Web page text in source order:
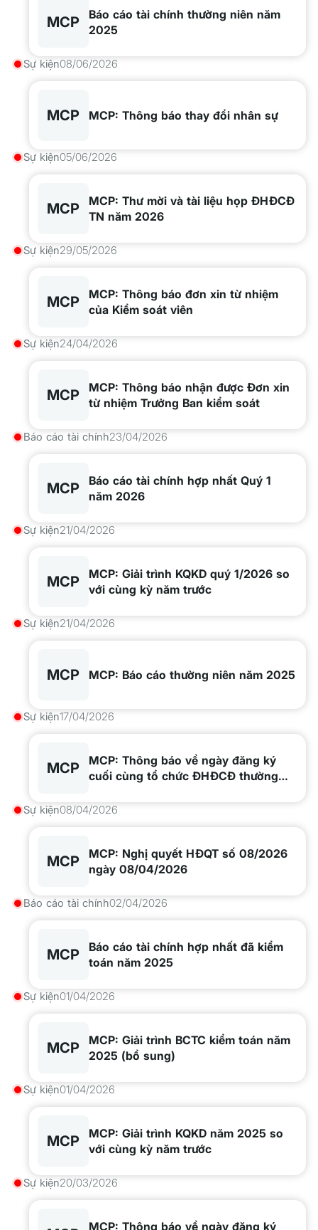
MCP
Báo cáo tài chính thường niên năm
2025
Sự kiện08/06/2026
MCP MCP: Thông báo thay đổi nhân sự
Sự kiện05/06/2026
MCP
MCP: Thư mời và tài liệu họp ĐHĐCĐ
TN năm 2026
Sự kiện29/05/2026
MCP
MCP: Thông báo đơn xin từ nhiệm
của Kiểm soát viên
Sự kiện24/04/2026
MCP
MCP: Thông báo nhận được Đơn xin
từ nhiệm Trưởng Ban kiểm soát
Báo cáo tài chính23/04/2026
MCP
Báo cáo tài chính hợp nhất Quý 1
năm 2026
Sự kiện21/04/2026
MCP
MCP: Giải trình KQKD quý 1/2026 so
với cùng kỳ năm trước
Sự kiện21/04/2026
MCP MCP: Báo cáo thường niên năm 2025
Sự kiện17/04/2026
MCP
MCP: Thông báo về ngày đăng ký
cuối cùng tổ chức ĐHĐCĐ thường
Sự kiện08/04/2026
MCP
MCP: Nghị quyết HĐQT số 08/2026
ngày 08/04/2026
Báo cáo tài chính02/04/2026
MCP
Báo cáo tài chính hợp nhất đã kiểm
toán năm 2025
Sự kiện01/04/2026
MCP
MCP: Giải trình BCTC kiểm toán năm
2025 (bổ sung)
Sự kiện01/04/2026
MCP
MCP: Giải trình KQKD năm 2025 so
với cùng kỳ năm trước
Sự kiện20/03/2026
MCP: Thông báo về ngày đăng ký